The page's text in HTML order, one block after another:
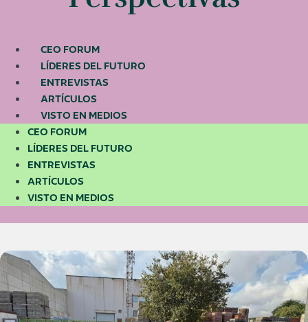
CEO FORUM
LÍDERES DEL FUTURO
ENTREVISTAS
ARTÍCULOS
VISTO EN MEDIOS
CEO FORUM
LÍDERES DEL FUTURO
ENTREVISTAS
ARTÍCULOS
VISTO EN MEDIOS